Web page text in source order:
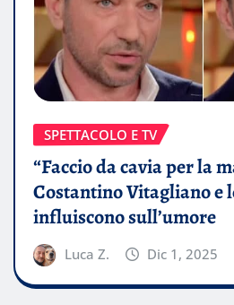
SPETTACOLO E TV
“Faccio da cavia per la
Costantino Vitagliano e
influiscono sull’umore
Luca Z. Dic 1, 2025